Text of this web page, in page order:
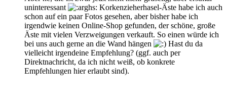
uninteressant
Korkenzieherhasel-Äste habe ich auch
schon auf ein paar Fotos gesehen, aber bisher habe ich
irgendwie keinen Online-Shop gefunden, der schöne, große
Äste mit vielen Verzweigungen verkauft. So einen würde ich
bei uns auch gerne an die Wand hängen
Hast du da
vielleicht irgendeine Empfehlung? (ggf. auch per
Direktnachricht, da ich nicht weiß, ob konkrete
Empfehlungen hier erlaubt sind).